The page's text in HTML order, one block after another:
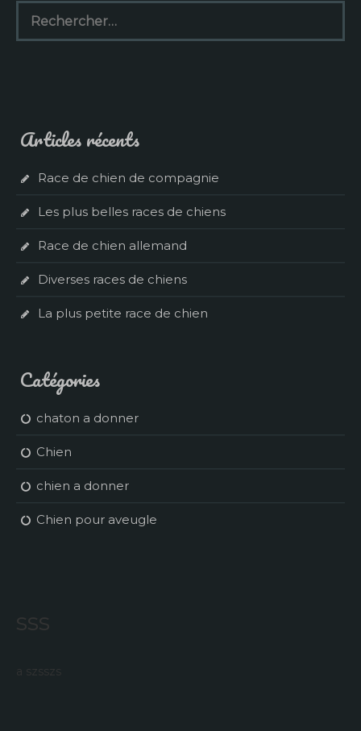
Rechercher :
Articles récents
Race de chien de compagnie
Les plus belles races de chiens
Race de chien allemand
Diverses races de chiens
La plus petite race de chien
Catégories
chaton a donner
Chien
chien a donner
Chien pour aveugle
sss
a szsszs